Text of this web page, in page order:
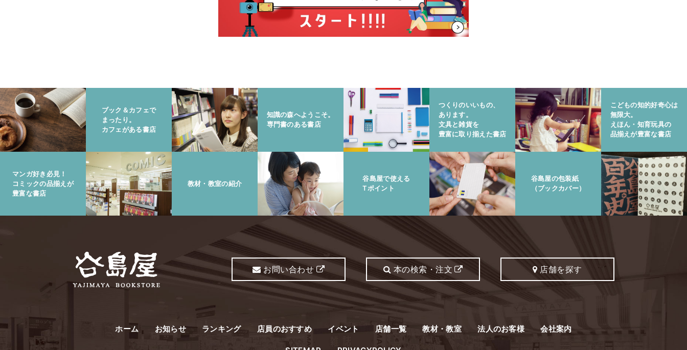
ブック＆カフェで
まったり。
カフェがある書店
知識の森へようこそ。
専門書のある書店
つくりのいいもの、
あります。
文具と雑貨を
豊富に取り揃えた書店
こどもの知的好奇心は
無限大。
えほん・知育玩具の
品揃えが豊富な書店
マンガ好き必見！
コミックの品揃えが
豊富な書店
教材・教室の紹介
谷島屋で使える
Tポイント
谷島屋の包装紙
（ブックカバー）
お問い合わせ 本の検索・注文 店舗を探す
ホーム お知らせ ランキング 店員のおすすめ イベント 店舗一覧 教材・教室 法人のお客様 会社案内